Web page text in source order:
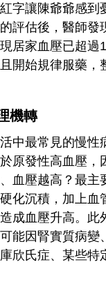
字讓陳爺爺感到
評估後，醫師發
居家血壓已超過
開始規律服藥，
機轉
中最常見的慢性
原發性高血壓
血壓越高？最
化沉積，加上
成血壓升高。
能因腎實質病
欣氏症、某些特